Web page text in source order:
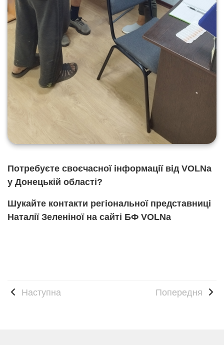
Потребуєте своєчасної інформації від VOLNa
у Донецькій області?
Шукайте контакти регіональної представниці
Наталії Зеленіної на сайті БФ VOLNa
Наступна Попередня